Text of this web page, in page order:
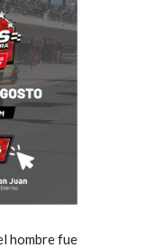
hombre fue